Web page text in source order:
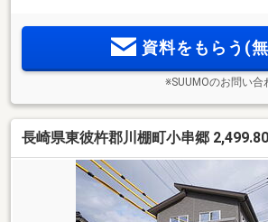
資料をもらう(
※SUUMOのお問い
長崎県東彼杵郡川棚町小串郷